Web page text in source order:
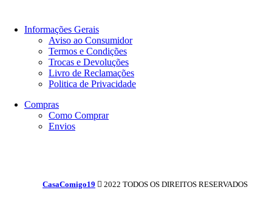
Informações Gerais
Aviso ao Consumidor
Termos e Condições
Trocas e Devoluções
Livro de Reclamações
Politica de Privacidade
Compras
Como Comprar
Envios
CasaComigo19 2022 TODOS OS DIREITOS RESERVADOS